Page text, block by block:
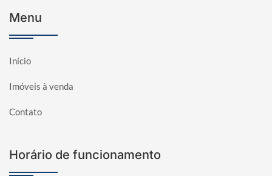
Menu
Início
Imóveis à venda
Contato
Horário de funcionamento